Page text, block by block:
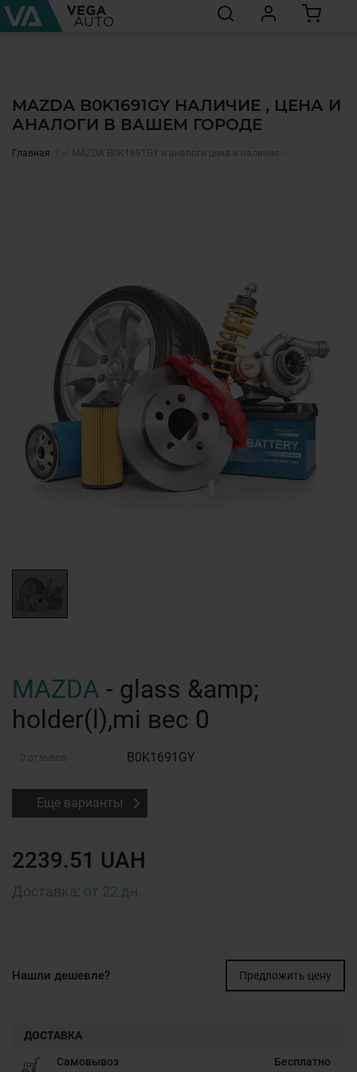
MAZDA B0K1691GY НАЛИЧИЕ , ЦЕНА И
АНАЛОГИ В ВАШЕМ ГОРОДЕ
Главная ✅ MAZDA B0K1691GY и аналоги цена и наличие ✅
MAZDA - glass &amp;
holder(l),mi вес 0
0 отзывов B0K1691GY
Еще варианты
2239.51 UAH
от 22 дн.
Нашли дешевле? Предложить цену
ДОСТАВКА
Самовывоз Бесплатно